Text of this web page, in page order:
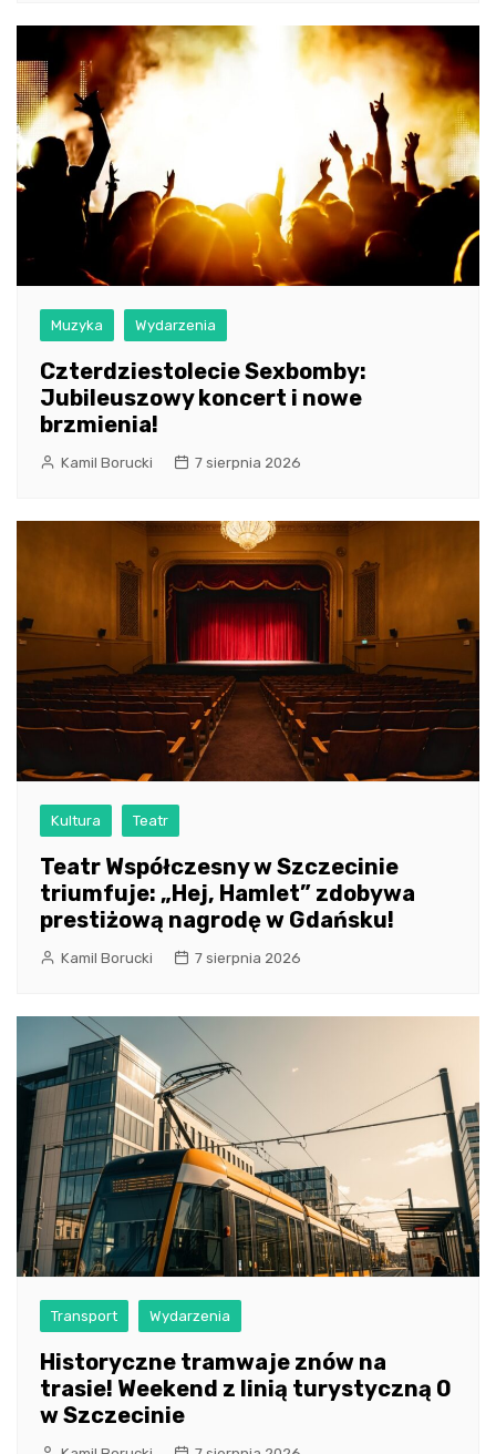
Muzyka Wydarzenia
Czterdziestolecie Sexbomby:
Jubileuszowy koncert i nowe
brzmienia!
Kamil Borucki 7 sierpnia 2026
Kultura Teatr
Teatr Współczesny w Szczecinie
triumfuje: „Hej, Hamlet” zdobywa
prestiżową nagrodę w Gdańsku!
Kamil Borucki 7 sierpnia 2026
Transport Wydarzenia
Historyczne tramwaje znów na
trasie! Weekend z linią turystyczną 0
w Szczecinie